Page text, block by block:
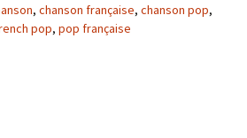
, chanson française, chanson pop,
pop, pop française